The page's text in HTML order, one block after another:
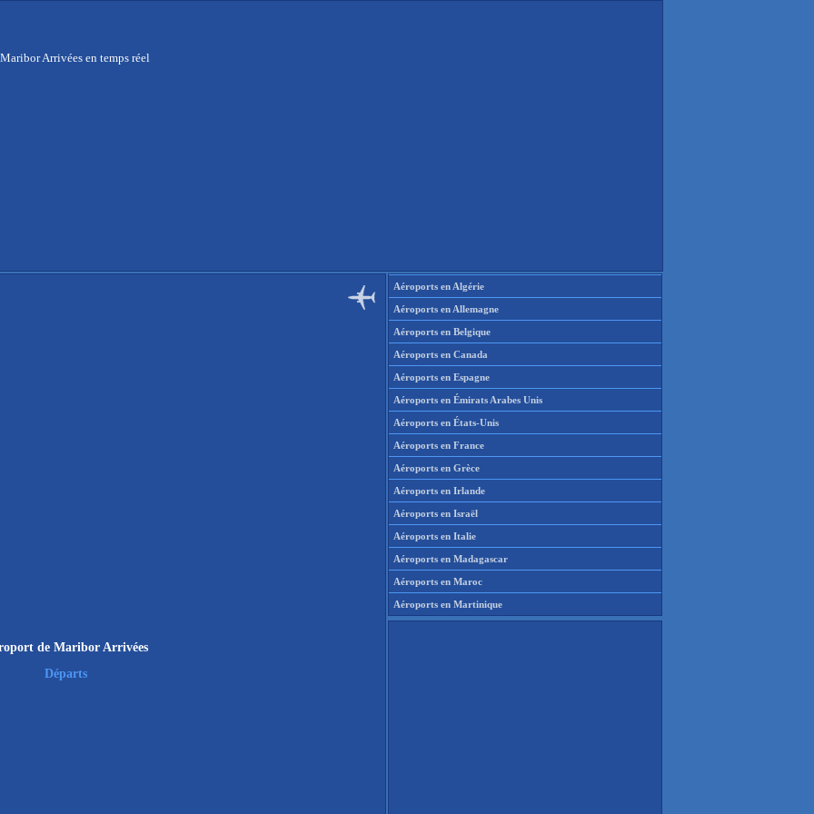
Arrivées en temps réel
de Maribor Arrivées
Départs
Aéroports en Algérie
Aéroports en Allemagne
Aéroports en Belgique
Aéroports en Canada
Aéroports en Espagne
Aéroports en Émirats Arabes Unis
Aéroports en États-Unis
Aéroports en France
Aéroports en Grèce
Aéroports en Irlande
Aéroports en Israël
Aéroports en Italie
Aéroports en Madagascar
Aéroports en Maroc
Aéroports en Martinique